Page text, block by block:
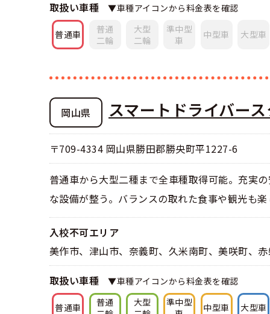
大型
合宿免許に必
合宿免許 体
まるわかり
取扱い車種 ▼車種アイコンから料金表を確認
普通車
普通
二輪
大型
二輪
準中型
車
中型車 大型車
岡山県 スマートドライバー
〒709-4334 岡山県勝田郡勝央町平1227-6
普通車から大型二種まで全車種取得可能。充実
な設備が整う。バランスの取れた食事や観光も
入校不可エリア
美作市、津山市、奈義町、久米南町、美咲町、
取扱い車種 ▼車種アイコンから料金表を確認
普通車
普通
大型
準中型
中型車 大型車